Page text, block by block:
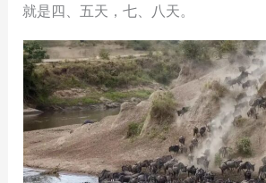
就是四、五天，七、八天。